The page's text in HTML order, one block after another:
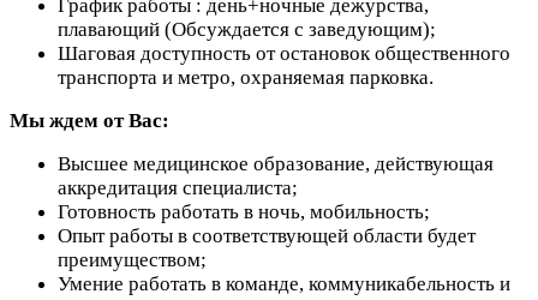
График работы : день+ночные дежурства,
плавающий (Обсуждается с заведующим);
Шаговая доступность от остановок общественного
транспорта и метро, охраняемая парковка.
Мы ждем от Вас:
Высшее медицинское образование, действующая
аккредитация специалиста;
Готовность работать в ночь, мобильность;
Опыт работы в соответствующей области будет
преимуществом;
Умение работать в команде, коммуникабельность и